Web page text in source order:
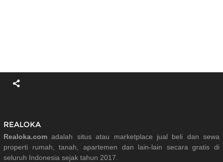
REALOKA
Realoka.com adalah situs atau marketplace jual beli dan sewa
properti rumah, tanah, apartemen dan lain-lain secara gratis di
seluruh Indonesia sejak tahun 2017.